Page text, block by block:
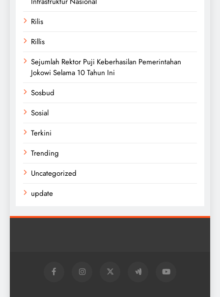
Rilis
Rillis
Sejumlah Rektor Puji Keberhasilan Pemerintahan
Jokowi Selama 10 Tahun Ini
Sosbud
Sosial
Terkini
Trending
Uncategorized
update